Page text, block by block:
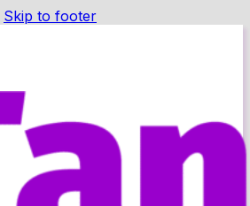
Skip to footer